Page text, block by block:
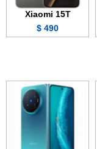
Xiaomi 15T
490 $